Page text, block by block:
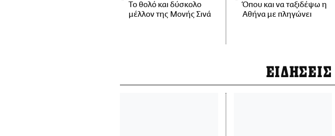
Το θολό και δύσκολο
μέλλον της Μονής Σινά
Όπου και να ταξιδέψω η
Αθήνα με πληγώνει
ΕΙΔΗΣΕΙΣ